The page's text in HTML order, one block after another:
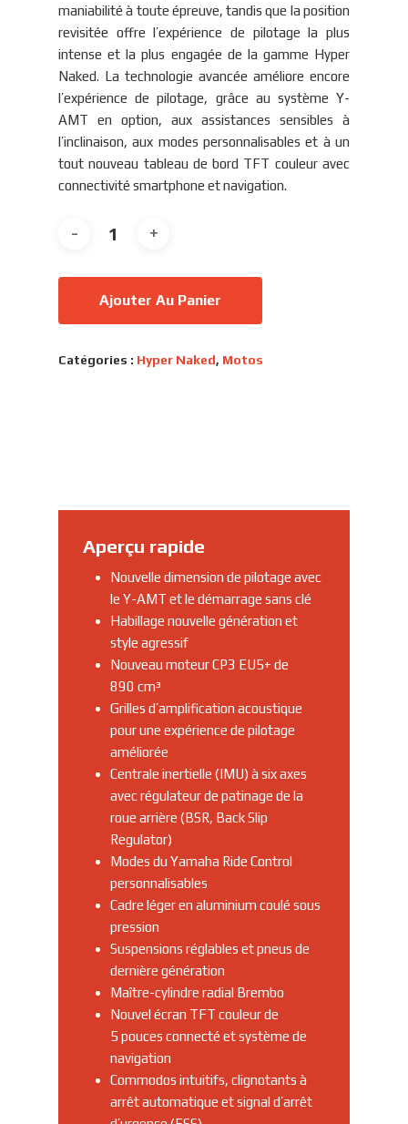
maniabilité à toute épreuve, tandis que la position
revisitée offre l’expérience de pilotage la plus
intense et la plus engagée de la gamme Hyper
Naked. La technologie avancée améliore encore
l’expérience de pilotage, grâce au système Y-
AMT en option, aux assistances sensibles à
l’inclinaison, aux modes personnalisables et à un
tout nouveau tableau de bord TFT couleur avec
connectivité smartphone et navigation.
Ajouter Au Panier
Catégories : Hyper Naked, Motos
Aperçu rapide
Nouvelle dimension de pilotage avec
le Y-AMT et le démarrage sans clé
Habillage nouvelle génération et
style agressif
Nouveau moteur CP3 EU5+ de
890 cm³
Grilles d’amplification acoustique
pour une expérience de pilotage
améliorée
Centrale inertielle (IMU) à six axes
avec régulateur de patinage de la
roue arrière (BSR, Back Slip
Regulator)
Modes du Yamaha Ride Control
personnalisables
Cadre léger en aluminium coulé sous
pression
Suspensions réglables et pneus de
dernière génération
Maître-cylindre radial Brembo
Nouvel écran TFT couleur de
5 pouces connecté et système de
navigation
Commodos intuitifs, clignotants à
arrêt automatique et signal d’arrêt